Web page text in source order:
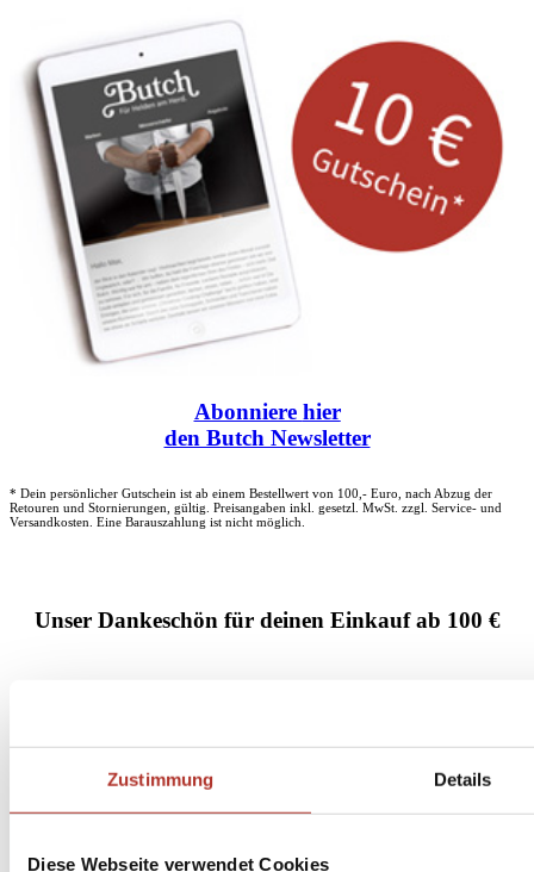
Zustimmung Details
Diese Webseite verwendet Cookies
Abonniere hier
den Butch Newsletter
* Dein persönlicher Gutschein ist ab einem Bestellwert von 100,- Euro, nach Abzug der
Retouren und Stornierungen, gültig. Preisangaben inkl. gesetzl. MwSt. zzgl. Service- und
Versandkosten. Eine Barauszahlung ist nicht möglich.
Unser Dankeschön für deinen Einkauf ab 100 €